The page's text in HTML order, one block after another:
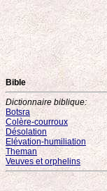
Bible
Dictionnaire biblique:
Botsra
Colère-courroux
Désolation
Elévation-humiliation
Theman
Veuves et orphelins